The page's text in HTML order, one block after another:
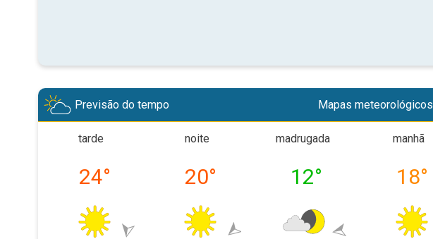
Previsão do tempo Mapas meteorológicos
tarde
24°
noite
20°
madrugada
12°
manhã
18°